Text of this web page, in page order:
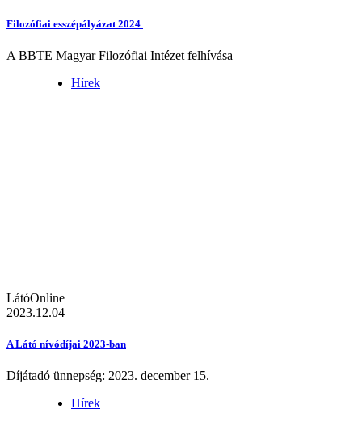
Filozófiai esszépályázat 2024
A BBTE Magyar Filozófiai Intézet felhívása
Hírek
LátóOnline
2023.12.04
A Látó nívódíjai 2023-ban
Díjátadó ünnepség: 2023. december 15.
Hírek